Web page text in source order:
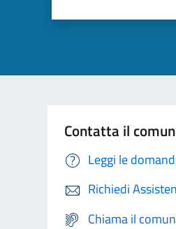
Contatta il
Leggi le
Richiedi
Chiama il